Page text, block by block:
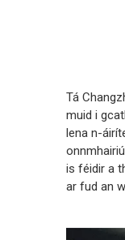
Tá
muid i
lena n-
is féidir a
ar fud an